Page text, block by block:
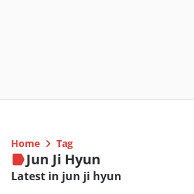
Home Tag
Jun Ji Hyun
Latest in jun ji hyun